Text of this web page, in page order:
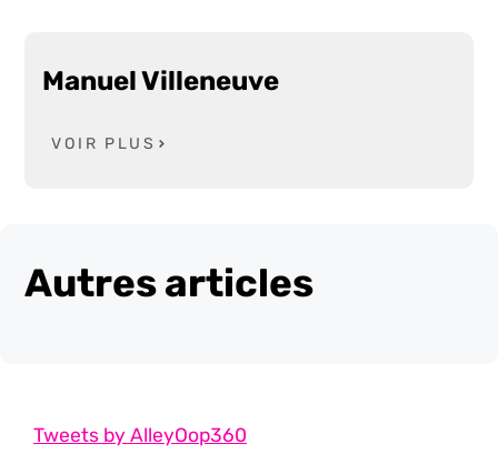
Manuel Villeneuve
VOIR PLUS
Autres articles
Tweets by AlleyOop360